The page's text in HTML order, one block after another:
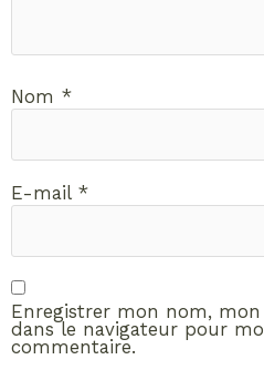
Nom *
E-mail *
Enregistrer mon nom,
dans le navigateur pour
commentaire.